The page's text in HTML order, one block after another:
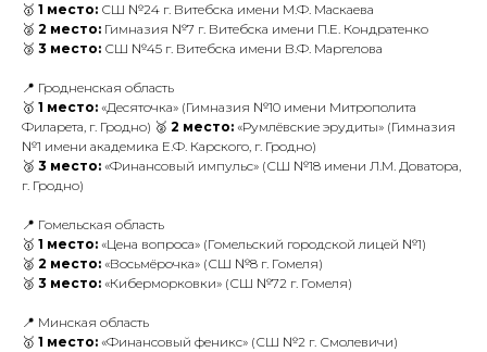
🥇 1 место: СШ №24 г. Витебска имени М.Ф. Маскаева
🥈 2 место: Гимназия №7 г. Витебска имени П.Е. Кондратенко
🥉 3 место: СШ №45 г. Витебска имени В.Ф. Маргелова
📍 Гродненская область
🥇 1 место: «Десяточка» (Гимназия №10 имени Митрополита
Филарета, г. Гродно) 🥈 2 место: «Румлёвские эрудиты» (Гимназия
№1 имени академика Е.Ф. Карского, г. Гродно)
🥉 3 место: «Финансовый импульс» (СШ №18 имени Л.М. Доватора,
г. Гродно)
📍 Гомельская область
🥇 1 место: «Цена вопроса» (Гомельский городской лицей №1)
🥈 2 место: «Восьмёрочка» (СШ №8 г. Гомеля)
🥉 3 место: «Киберморковки» (СШ №72 г. Гомеля)
📍 Минская область
🥇 1 место: «Финансовый феникс» (СШ №2 г. Смолевичи)